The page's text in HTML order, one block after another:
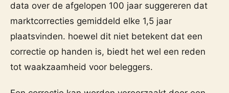
data over de afgelopen 100 jaar suggereren dat
marktcorrecties gemiddeld elke 1,5 jaar
plaatsvinden. hoewel dit niet betekent dat een
correctie op handen is, biedt het wel een reden
tot waakzaamheid voor beleggers.